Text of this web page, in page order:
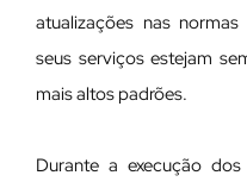
atualizações nas
seus serviços estejam
mais altos padrões.
Durante a execução